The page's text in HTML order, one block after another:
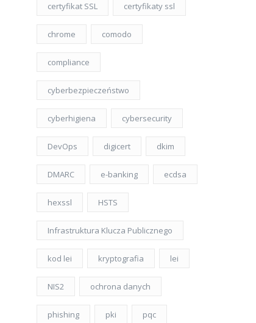
certyfikat SSL certyfikaty ssl
chrome comodo
compliance
cyberbezpieczeństwo
cyberhigiena cybersecurity
DevOps digicert dkim
DMARC e-banking ecdsa
hexssl HSTS
Infrastruktura Klucza Publicznego
kod lei kryptografia lei
NIS2 ochrona danych
phishing pki pqc